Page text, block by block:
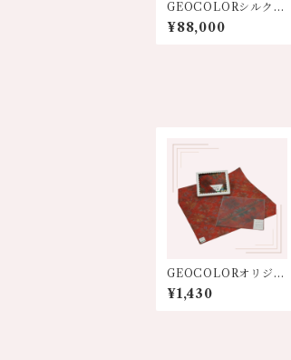
GEOCOLORシルク塩
縮 【大判ストール】
ワインパープル系グラ
¥88,000
GEOCOLORオリジナ
ル絞り染めハンカチ
【濃色系】
¥1,430